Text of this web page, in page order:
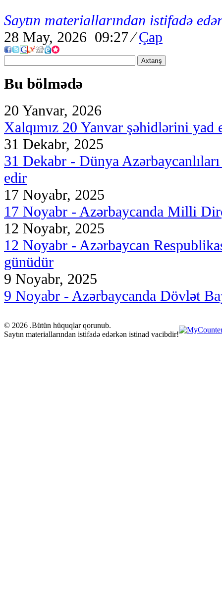
Saytın materiallarından istifadə
28 May, 2026 09:27⁄ Çap
Axtarış
Bu bölmədə
20 Yanvar, 2026
Xalqımız 20 Yanvar şəhidlərini yad
31 Dekabr, 2025
31 Dekabr - Dünya
edir
17 Noyabr, 2025
17 Noyabr - Azərbaycanda Milli
12 Noyabr, 2025
12 Noyabr - Azərbaycan
günüdür
9 Noyabr, 2025
9 Noyabr - Azərbaycanda Dövlət
© 2026 .Bütün hüquqlar qorunub.
Saytın materiallarından istifadə edərkən istinad vacibdir!